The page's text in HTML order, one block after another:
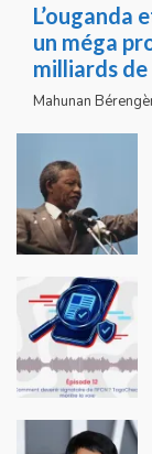
L’ouganda
un méga
milliards
Mahunan